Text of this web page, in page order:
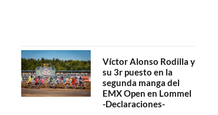
Víctor Alonso Rodilla y
su 3r puesto en la
segunda manga del
EMX Open en Lommel
-Declaraciones-